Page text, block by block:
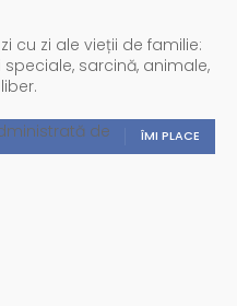
cu zi ale vieții de familie:
sarcină, animale,
ÎMI PLACE
de